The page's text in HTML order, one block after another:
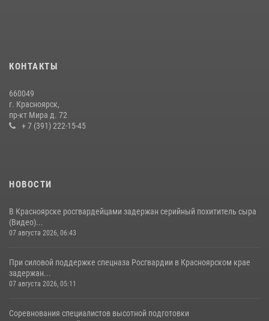
КОНТАКТЫ
660049
г. Красноярск,
пр-кт Мира д. 72
+ 7 (391) 222-15-45
НОВОСТИ
В Красноярске росгвардейцами задержан серийный похититель сыра
(Видео)...
07 августа 2026, 06:43
При силовой поддержке спецназа Росгвардии в Красноярском крае
задержан...
07 августа 2026, 05:11
Соревнования специалистов высотной подготовки